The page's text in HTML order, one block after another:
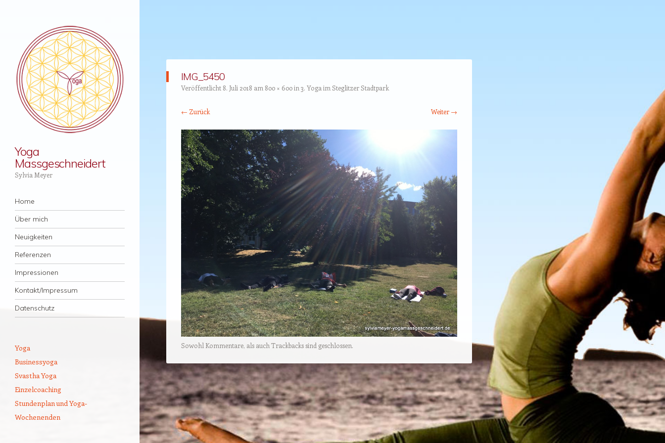
Yoga
Massgeschneidert
Sylvia Meyer
Menü
Zum Inhalt springen
Home
Über mich
Neuigkeiten
Referenzen
Impressionen
Kontakt/Impressum
Datenschutz
IMG_5450
Veröffentlicht 8. Juli 2018 am 800 × 600in 3. Yoga im Steglitzer Stadtpark
← Zurück Weiter →
Sowohl Kommentare, als auch Trackbacks sind geschlossen.
Yoga
Businessyoga
Svastha Yoga
Einzelcoaching
Stundenplan und Yoga-
Wochenenden